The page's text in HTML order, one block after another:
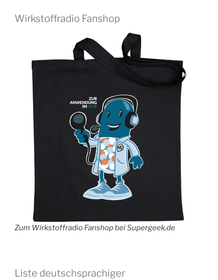
Wirkstoffradio Fanshop
Zum Wirkstoffradio Fanshop bei Supergeek.de
Liste deutschsprachiger